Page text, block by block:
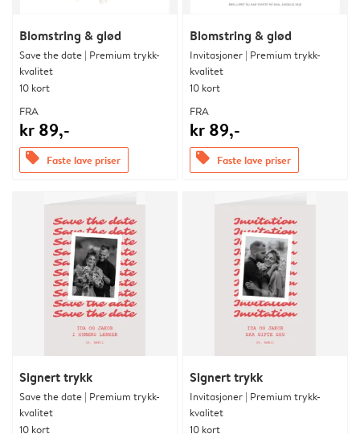
Blomstring & glød
Save the date | Premium trykk-
kvalitet
10 kort
FRA
kr 89,-
offers Faste lave priser
Blomstring & glød
Invitasjoner | Premium trykk-
kvalitet
10 kort
FRA
kr 89,-
offers Faste lave priser
Signert trykk
Save the date | Premium trykk-
kvalitet
10 kort
Signert trykk
Invitasjoner | Premium trykk-
kvalitet
10 kort